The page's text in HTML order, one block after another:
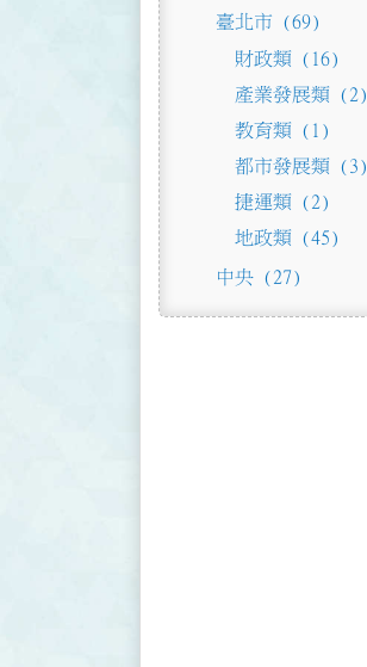
臺北市 (69)
財政類 (16)
產業發展類 (2)
教育類 (1)
都市發展類 (3)
捷運類 (2)
地政類 (45)
中央 (27)